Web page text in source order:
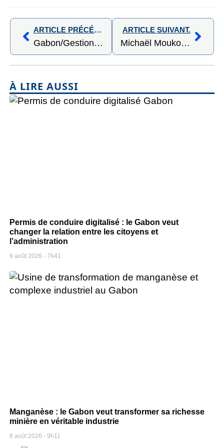
ARTICLE PRÉCÉDENT,
Gabon/Gestion des risques : la Setrag renforce sa culture de préparation et de responsabilité
ARTICLE SUIVANT.
Michaël Moukouangui Moukala remporte le Prix du Meilleur journaliste en ligne sur les questions environnementales
À LIRE AUSSI
Permis de conduire digitalisé : le Gabon veut
changer la relation entre les citoyens et
l’administration
9 août 2026 7h41
Manganèse : le Gabon veut transformer sa richesse
minière en véritable industrie
8 août 2026 9h11